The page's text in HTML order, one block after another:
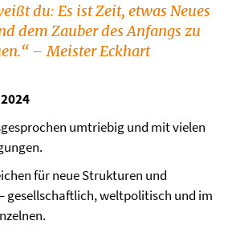
du: Es ist Zeit, etwas Neues
dem Zauber des Anfangs zu
– Meister Eckhart
umtriebig und mit vielen
für neue Strukturen und
gesellschaftlich, weltpolitisch und im